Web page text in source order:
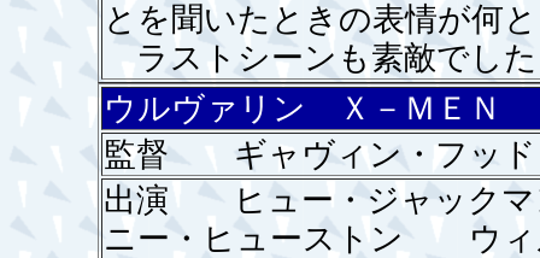
とを聞いたときの表情が何
ラストシーンも素敵でし
ウルヴァリン Ｘ－ＭＥＮ
監督 ギャヴィン・フッド
出演 ヒュー・ジャック
ニー・ヒューストン ウ